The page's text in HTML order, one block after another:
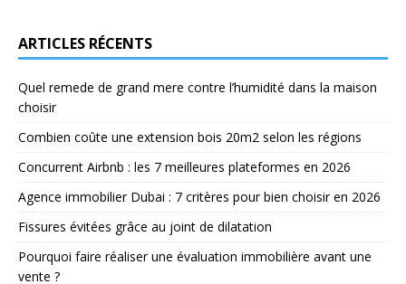
ARTICLES RÉCENTS
Quel remede de grand mere contre l’humidité dans la maison
choisir
Combien coûte une extension bois 20m2 selon les régions
Concurrent Airbnb : les 7 meilleures plateformes en 2026
Agence immobilier Dubai : 7 critères pour bien choisir en 2026
Fissures évitées grâce au joint de dilatation
Pourquoi faire réaliser une évaluation immobilière avant une
vente ?